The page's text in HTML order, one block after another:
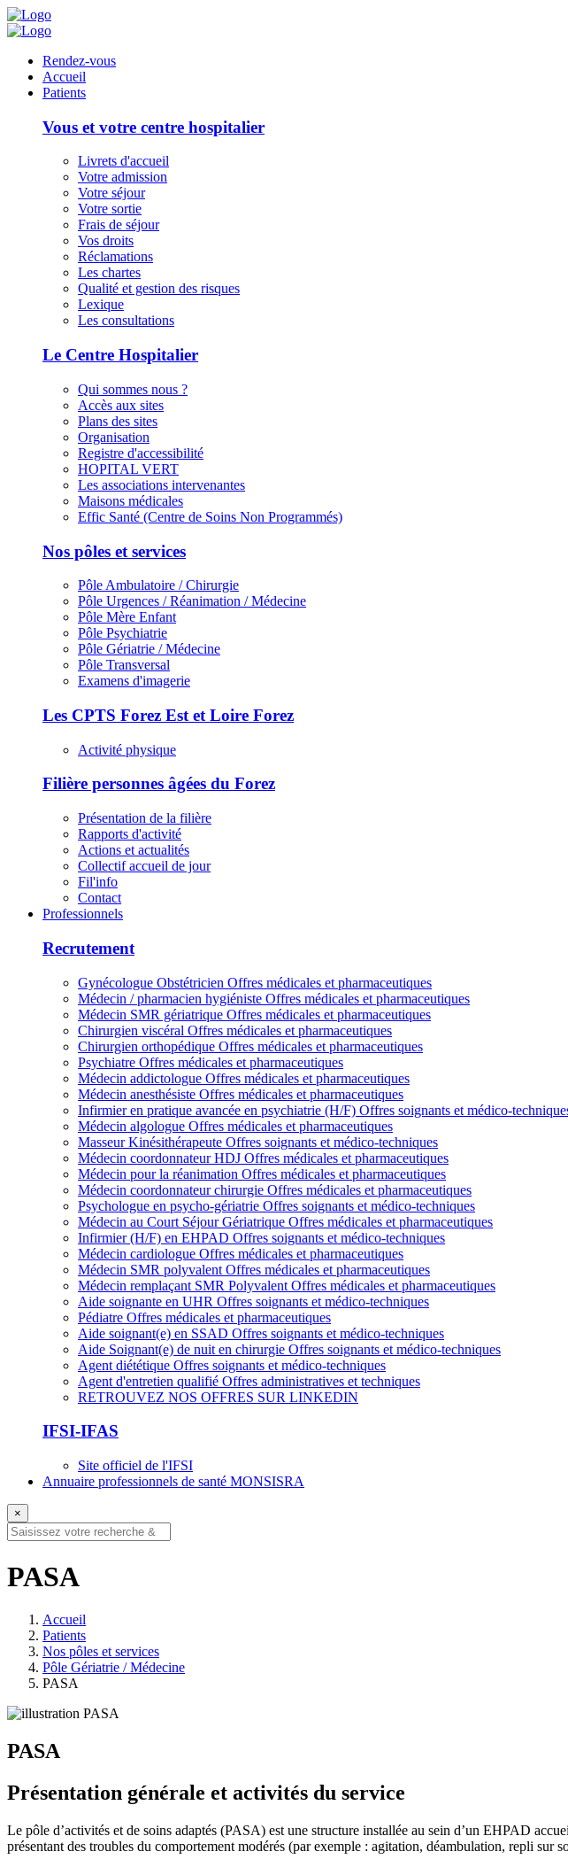
Rendez-vous
Accueil
Patients
Vous et votre centre hospitalier
Livrets d'accueil
Votre admission
Votre séjour
Votre sortie
Frais de séjour
Vos droits
Réclamations
Les chartes
Qualité et gestion des risques
Lexique
Les consultations
Le Centre Hospitalier
Qui sommes nous ?
Accès aux sites
Plans des sites
Organisation
Registre d'accessibilité
HOPITAL VERT
Les associations intervenantes
Maisons médicales
Effic Santé (Centre de Soins Non Programmés)
Nos pôles et services
Pôle Ambulatoire / Chirurgie
Pôle Urgences / Réanimation / Médecine
Pôle Mère Enfant
Pôle Psychiatrie
Pôle Gériatrie / Médecine
Pôle Transversal
Examens d'imagerie
Les CPTS Forez Est et Loire Forez
Activité physique
Filière personnes âgées du Forez
Présentation de la filière
Rapports d'activité
Actions et actualités
Collectif accueil de jour
Fil'info
Contact
Professionnels
Recrutement
Gynécologue Obstétricien Offres médicales et pharmaceutiques
Médecin / pharmacien hygiéniste Offres médicales et pharmaceutiques
Médecin SMR gériatrique Offres médicales et pharmaceutiques
Chirurgien viscéral Offres médicales et pharmaceutiques
Chirurgien orthopédique Offres médicales et pharmaceutiques
Psychiatre Offres médicales et pharmaceutiques
Médecin addictologue Offres médicales et pharmaceutiques
Médecin anesthésiste Offres médicales et pharmaceutiques
Infirmier en pratique avancée en psychiatrie (H/F) Offres soignants et médico-
Médecin algologue Offres médicales et pharmaceutiques
Masseur Kinésithérapeute Offres soignants et médico-techniques
Médecin coordonnateur HDJ Offres médicales et pharmaceutiques
Médecin pour la réanimation Offres médicales et pharmaceutiques
Médecin coordonnateur chirurgie Offres médicales et pharmaceutiques
Psychologue en psycho-gériatrie Offres soignants et médico-techniques
Médecin au Court Séjour Gériatrique Offres médicales et pharmaceutiques
Infirmier (H/F) en EHPAD Offres soignants et médico-techniques
Médecin cardiologue Offres médicales et pharmaceutiques
Médecin SMR polyvalent Offres médicales et pharmaceutiques
Médecin remplaçant SMR Polyvalent Offres médicales et pharmaceutiques
Aide soignante en UHR Offres soignants et médico-techniques
Pédiatre Offres médicales et pharmaceutiques
Aide soignant(e) en SSAD Offres soignants et médico-techniques
Aide Soignant(e) de nuit en chirurgie Offres soignants et médico-techniques
Agent diététique Offres soignants et médico-techniques
Agent d'entretien qualifié Offres administratives et techniques
RETROUVEZ NOS OFFRES SUR LINKEDIN
IFSI-IFAS
Site officiel de l'IFSI
Annuaire professionnels de santé MONSISRA
×
PASA
Accueil
Patients
Nos pôles et services
Pôle Gériatrie / Médecine
PASA
PASA
Présentation générale et activités du service
Le pôle d’activités et de soins adaptés (PASA) est une structure installée au sein d’un EHPAD
présentant des troubles du comportement modérés (par exemple : agitation, déambulation, repli sur
Panneau de gestion des cookies